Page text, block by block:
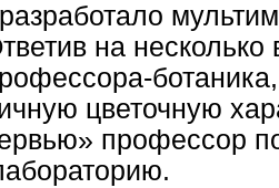
на несколько
ботаника,
цветочную
профессор